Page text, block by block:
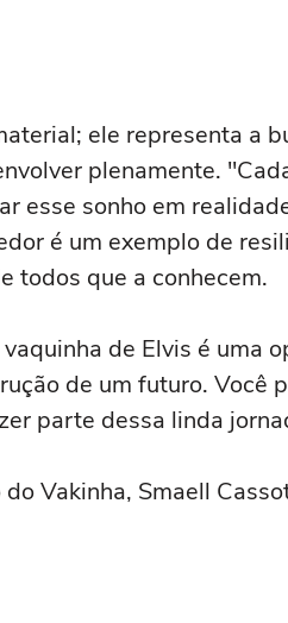
ele representa a
plenamente.
esse sonho em
é um exemplo de
todos que a conhecem.
de Elvis é uma
de um futuro. Você
parte dessa linda
Vakinha, Smaell